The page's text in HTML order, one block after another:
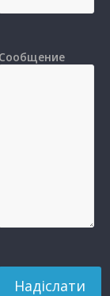
Сообщение